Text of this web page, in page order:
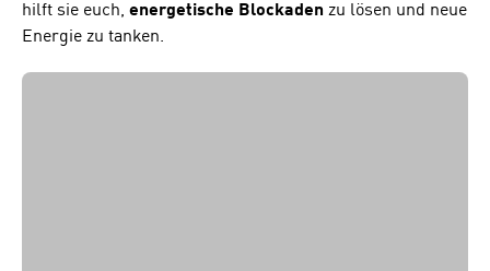
hilft sie euch, energetische Blockaden zu lösen und neue
Energie zu tanken.